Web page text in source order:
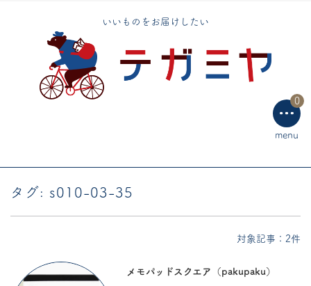
いいものをお届けしたい
0
手芸用品
テーブルウェア
menu
タグ: s010-03-35
対象記事：2件
メモパッドスクエア（pakupaku）